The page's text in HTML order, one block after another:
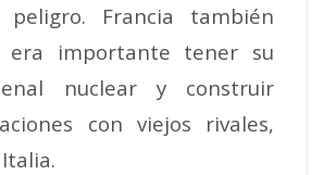
Francia también
era importante tener su
nuclear y construir
con viejos rivales,